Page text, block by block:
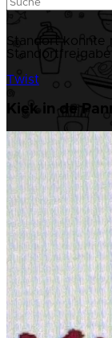
Standort konnte
Twist
Kiek in de